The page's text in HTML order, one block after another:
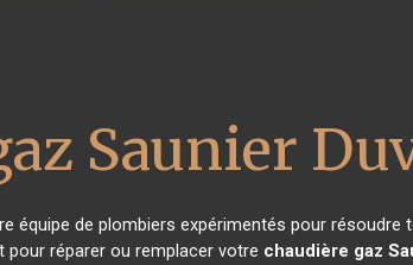
Saunier
équipe de plombiers expérimentés pour résoudre
pour réparer ou remplacer votre chaudière gaz